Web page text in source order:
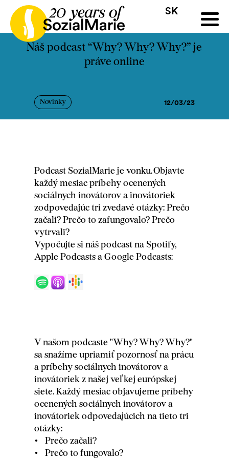
SK
HU SK SL
ProjektyInsightsMédiá Kontakt
Náš podcast “Why? Why? Why?” je
práve online
Novinky 12/03/23
Podcast SozialMarie je vonku. Objavte
každý mesiac príbehy ocenených
sociálnych inovátorov a inovátoriek
zodpovedajúc tri zvedavé otázky: Prečo
začali? Prečo to zafungovalo? Prečo
vytrvali?
Vypočujte si náš podcast na Spotify,
Apple Podcasts a Google Podcasts:
V našom podcaste "Why? Why? Why?"
sa snažíme upriamiť pozornosť na prácu
a príbehy sociálnych inovátorov a
inovátoriek z našej veľkej európskej
siete. Každý mesiac objavujeme príbehy
ocenených sociálnych inovátorov a
inovátoriek odpovedajúcich na tieto tri
otázky:
Prečo začali?
Prečo to fungovalo?